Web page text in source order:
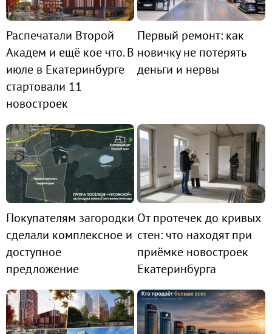
Распечатали Второй
Академ и ещё кое что. В
июле в Екатеринбурге
стартовали 11
новостроек
Первый ремонт: как
новичку не потерять
деньги и нервы
Покупателям загородки
сделали комплексное и
доступное
предложение
От протечек до кривых
стен: что находят при
приёмке новостроек
Екатеринбурга